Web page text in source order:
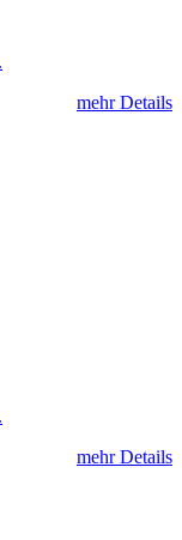
mehr Details
mehr Details